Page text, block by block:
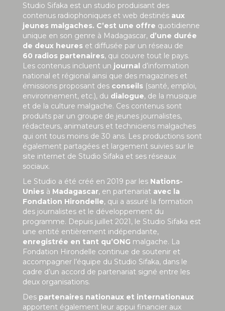
Studio Sifaka est un studio produisant des
contenus radiophoniques et web destinés aux
jeunes malgaches. C’est une offre quotidienne
unique en son genre à Madagascar, d’une durée
de deux heures et diffusée par un réseau de
60 radios partenaires, qui couvre tout le pays.
Les contenus incluent un journal d’information
national et régional ainsi que des magazines et
émissions proposant des conseils (santé, emploi,
environnement, etc.), du dialogue, de la musique
et de la culture malgache. Ces contenus sont
produits par un groupe de jeunes journalistes,
rédacteurs, animateurs et techniciens malgaches
qui ont tous moins de 30 ans. Les productions sont
également partagées et largement suivies sur le
site internet de Studio Sifaka et ses réseaux
sociaux.
Le Studio a été créé en 2019 par les Nations-
Unies à Madagascar, en partenariat avec la
Fondation Hirondelle, qui a assuré la formation
des journalistes et le développement du
programme. Depuis juillet 2021, le Studio Sifaka est
une entité entièrement indépendante,
enregistrée en tant qu’ONG malgache. La
Fondation Hirondelle continue de soutenir et
accompagner l’équipe du Studio Sifaka, dans le
cadre d’un accord de partenariat signé entre les
deux organisations.
Des partenaires nationaux et internationaux
apportent également leur appui financier aux